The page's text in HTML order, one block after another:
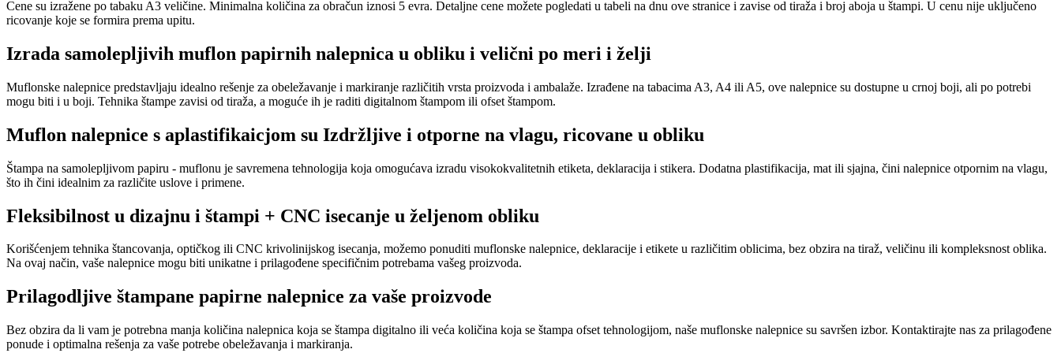
Cene su izražene po tabaku A3 veličine. Minimalna količina za obračun iznosi 5 evra. Detaljne cene možete pogledati u tabeli na dnu ove stranice i zavise od tiraža i broj aboja u štampi. U cenu nije uključeno
ricovanje koje se formira prema upitu.
Izrada samolepljivih muflon papirnih nalepnica u obliku i velični po meri i želji
Muflonske nalepnice predstavljaju idealno rešenje za obeležavanje i markiranje različitih vrsta proizvoda i ambalaže. Izrađene na tabacima A3, A4 ili A5, ove nalepnice su dostupne u crnoj boji, ali po potrebi
mogu biti i u boji. Tehnika štampe zavisi od tiraža, a moguće ih je raditi digitalnom štampom ili ofset štampom.
Muflon nalepnice s aplastifikaicjom su Izdržljive i otporne na vlagu, ricovane u obliku
Štampa na samolepljivom papiru - muflonu je savremena tehnologija koja omogućava izradu visokokvalitetnih etiketa, deklaracija i stikera. Dodatna plastifikacija, mat ili sjajna, čini nalepnice otpornim na vlagu,
što ih čini idealnim za različite uslove i primene.
Fleksibilnost u dizajnu i štampi + CNC isecanje u željenom obliku
Korišćenjem tehnika štancovanja, optičkog ili CNC krivolinijskog isecanja, možemo ponuditi muflonske nalepnice, deklaracije i etikete u različitim oblicima, bez obzira na tiraž, veličinu ili kompleksnost oblika.
Na ovaj način, vaše nalepnice mogu biti unikatne i prilagođene specifičnim potrebama vašeg proizvoda.
Prilagodljive štampane papirne nalepnice za vaše proizvode
Bez obzira da li vam je potrebna manja količina nalepnica koja se štampa digitalno ili veća količina koja se štampa ofset tehnologijom, naše muflonske nalepnice su savršen izbor. Kontaktirajte nas za prilagođene
ponude i optimalna rešenja za vaše potrebe obeležavanja i markiranja.